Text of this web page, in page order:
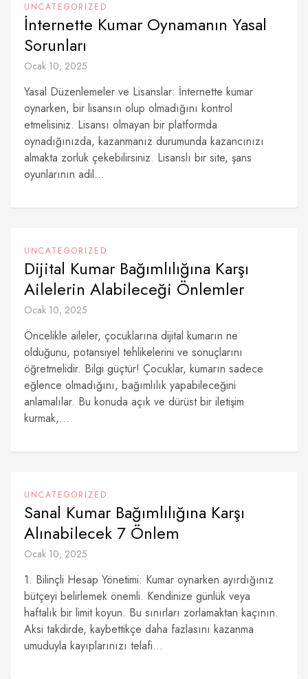
UNCATEGORIZED
İnternette Kumar Oynamanın Yasal
Sorunları
Ocak 10, 2025
Yasal Düzenlemeler ve Lisanslar: İnternette kumar
oynarken, bir lisansın olup olmadığını kontrol
etmelisiniz. Lisansı olmayan bir platformda
oynadığınızda, kazanmanız durumunda kazancınızı
almakta zorluk çekebilirsiniz. Lisanslı bir site, şans
oyunlarının adil...
UNCATEGORIZED
Dijital Kumar Bağımlılığına Karşı
Ailelerin Alabileceği Önlemler
Ocak 10, 2025
Öncelikle aileler, çocuklarına dijital kumarın ne
olduğunu, potansiyel tehlikelerini ve sonuçlarını
öğretmelidir. Bilgi güçtür! Çocuklar, kumarın sadece
eğlence olmadığını, bağımlılık yapabileceğini
anlamalılar. Bu konuda açık ve dürüst bir iletişim
kurmak,...
UNCATEGORIZED
Sanal Kumar Bağımlılığına Karşı
Alınabilecek 7 Önlem
Ocak 10, 2025
1. Bilinçli Hesap Yönetimi: Kumar oynarken ayırdığınız
bütçeyi belirlemek önemli. Kendinize günlük veya
haftalık bir limit koyun. Bu sınırları zorlamaktan kaçının.
Aksi takdirde, kaybettikçe daha fazlasını kazanma
umuduyla kayıplarınızı telafi...